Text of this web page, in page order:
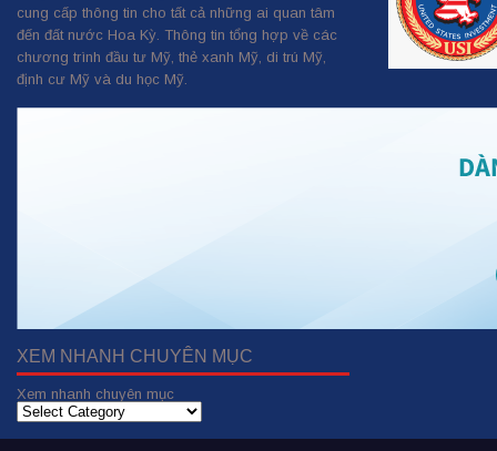
cung cấp thông tin cho tất cả những ai quan tâm
đến đất nước Hoa Kỳ. Thông tin tổng hợp về các
chương trình đầu tư Mỹ, thẻ xanh Mỹ, di trú Mỹ,
định cư Mỹ và du học Mỹ.
XEM NHANH CHUYÊN MỤC
Xem nhanh chuyên mục